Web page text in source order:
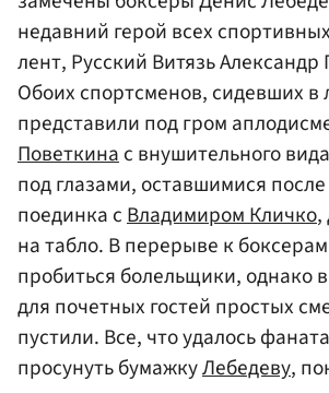
недавний герой всех
лент, Русский Витязь Александр
Обоих спортсменов, сидевших в
представили под гром
Поветкинас внушительного
под глазами, оставшимися
поединка сВладимиром Кличко,
на табло. В перерыве к
пробиться болельщики, однако
для почетных гостей простых
пустили. Все, что удалось
просунуть бумажкуЛебедеву,